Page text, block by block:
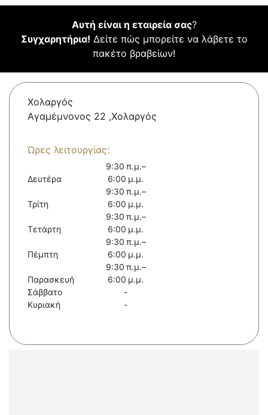
Αυτή είναι η εταιρεία σας?
Συγχαρητήρια! Δείτε πώς μπορείτε να λάβετε το
πακέτο βραβείων!
Χολαργός
Αγαμέμνονος 22 ,Χολαργός
Ώρες λειτουργίας:
Δευτέρα
9:30 π.μ.–
6:00 μ.μ.
Τρίτη
9:30 π.μ.–
6:00 μ.μ.
Τετάρτη
9:30 π.μ.–
6:00 μ.μ.
Πέμπτη
9:30 π.μ.–
6:00 μ.μ.
Παρασκευή
9:30 π.μ.–
6:00 μ.μ.
Σάββατο
-
Κυριακή
-